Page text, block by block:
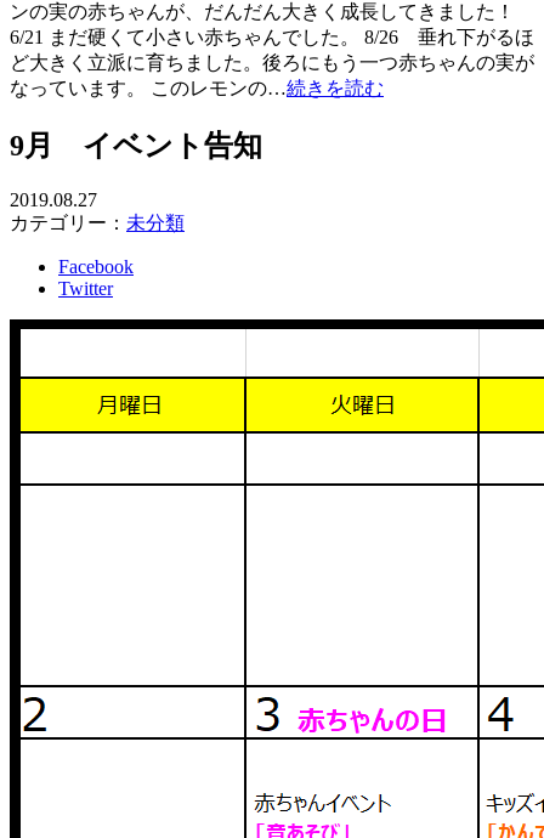
ンの実の赤ちゃんが、だんだん大きく成長してきました！
6/21 まだ硬くて小さい赤ちゃんでした。 8/26 垂れ下がるほ
ど大きく立派に育ちました。後ろにもう一つ赤ちゃんの実が
なっています。 このレモンの…続きを読む
9月 イベント告知
2019.08.27
カテゴリー： 未分類
Facebook
Twitter